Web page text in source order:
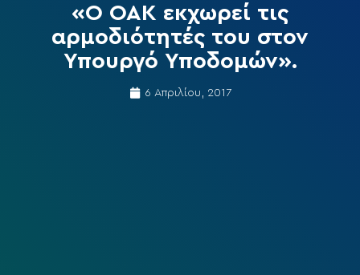
«Ο ΟΑΚ εκχωρεί τις
αρμοδιότητές του στον
Υπουργό Υποδομών».
6 Απριλίου, 2017